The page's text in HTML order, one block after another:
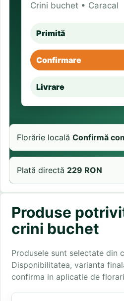
Crini buchet • Caracal
Primită
Confirmare
Livrare
Florărie locală Confirmă
Plată directă 229 RON
Produse
crini buchet
Produsele sunt selectate din
Disponibilitatea, varianta
confirma in aplicatie de